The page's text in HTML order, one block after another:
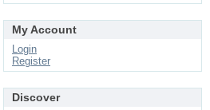
My Account
Login
Register
Discover